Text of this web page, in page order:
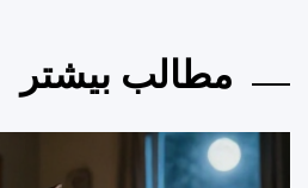
مطالب بیشتر